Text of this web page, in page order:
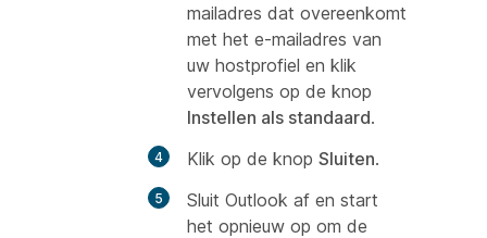
mailadres dat overeenkomt
met het e-mailadres van
uw hostprofiel en klik
vervolgens op de knop
Instellen als standaard.
Klik op de knop Sluiten.
Sluit Outlook af en start
het opnieuw op om de